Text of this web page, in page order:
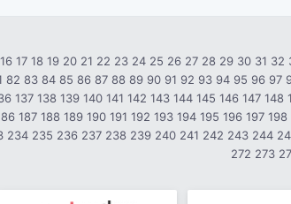
16 17 18 19 20 21 22 23 24 25 26 27 28 29 30 31 32
82 83 84 85 86 87 88 89 90 91 92 93 94 95 96 97
137 138 139 140 141 142 143 144 145 146 147 148
187 188 189 190 191 192 193 194 195 196 197 198
234 235 236 237 238 239 240 241 242 243 244
272 273